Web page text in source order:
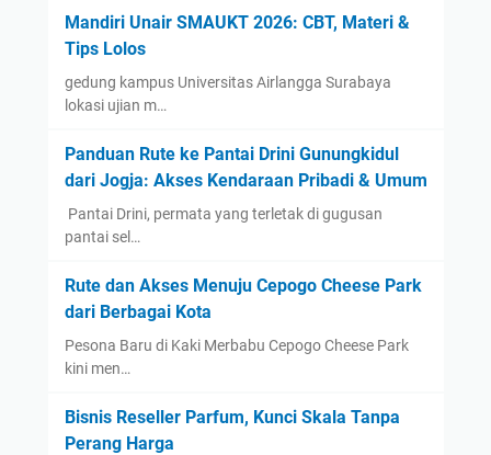
Mandiri Unair SMAUKT 2026: CBT, Materi &
Tips Lolos
gedung kampus Universitas Airlangga Surabaya
lokasi ujian m…
Panduan Rute ke Pantai Drini Gunungkidul
dari Jogja: Akses Kendaraan Pribadi & Umum
​ Pantai Drini, permata yang terletak di gugusan
pantai sel…
Rute dan Akses Menuju Cepogo Cheese Park
dari Berbagai Kota
Pesona Baru di Kaki Merbabu Cepogo Cheese Park
kini men…
Bisnis Reseller Parfum, Kunci Skala Tanpa
Perang Harga